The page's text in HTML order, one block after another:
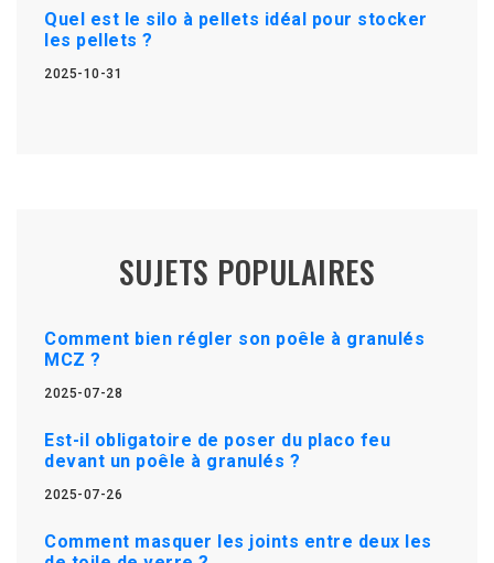
Quel est le silo à pellets idéal pour stocker
les pellets ?
2025-10-31
SUJETS POPULAIRES
Comment bien régler son poêle à granulés
MCZ ?
2025-07-28
Est-il obligatoire de poser du placo feu
devant un poêle à granulés ?
2025-07-26
Comment masquer les joints entre deux les